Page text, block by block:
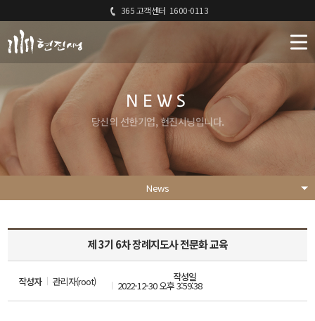
365 고객센터 1600-0113
NEWS
당신의 선한기업, 현진시닝입니다.
News
제 3기 6차 장례지도사 전문화 교육
작성자 관리자(root) 작성일
2022-12-30 오후 3:59:38